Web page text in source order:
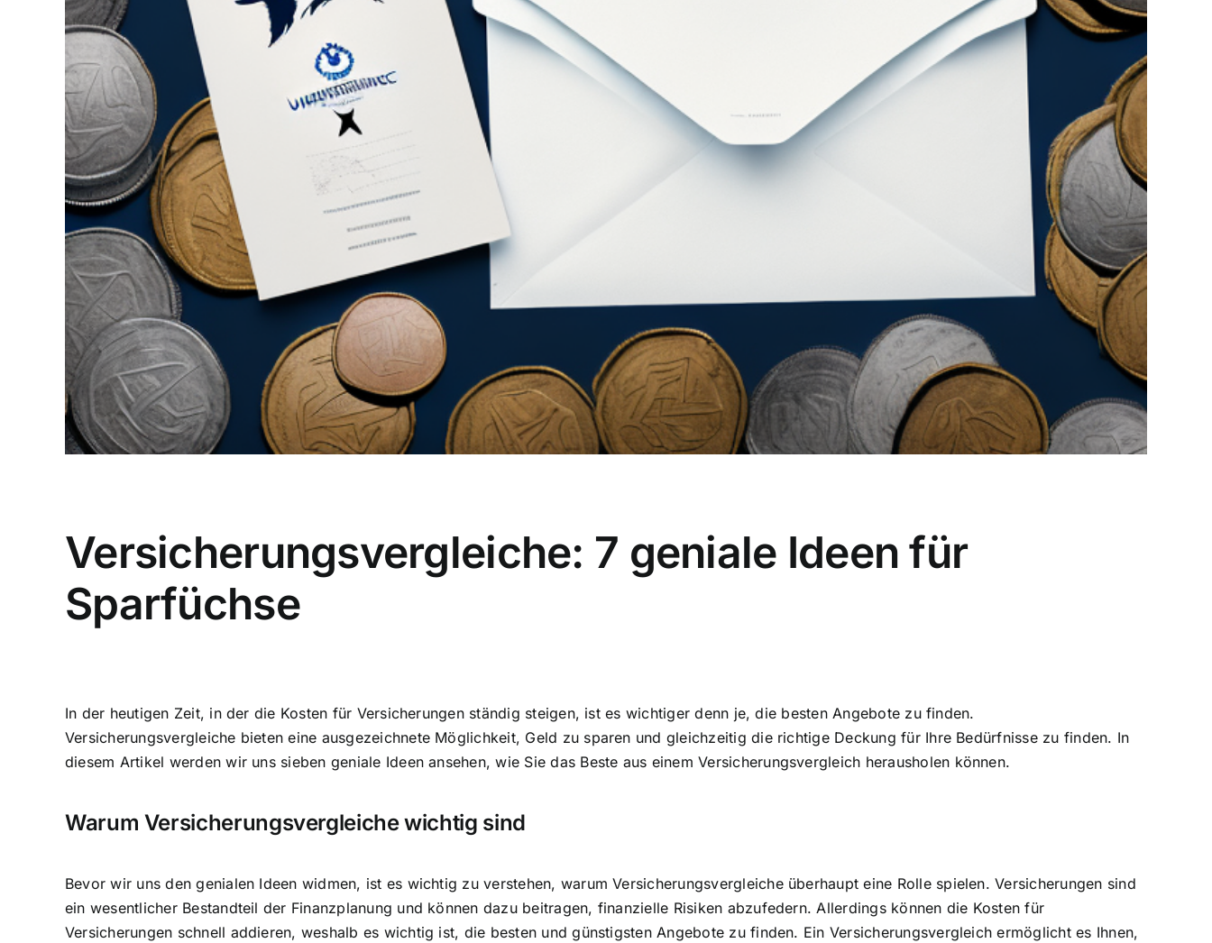
Versicherungsvergleiche: 7 geniale Ideen für
Sparfüchse
In der heutigen Zeit, in der die Kosten für Versicherungen ständig steigen, ist es wichtiger denn je, die besten Angebote zu finden.
Versicherungsvergleiche bieten eine ausgezeichnete Möglichkeit, Geld zu sparen und gleichzeitig die richtige Deckung für Ihre Bedürfnisse zu finden. In
diesem Artikel werden wir uns sieben geniale Ideen ansehen, wie Sie das Beste aus einem Versicherungsvergleich herausholen können.
Warum Versicherungsvergleiche wichtig sind
Bevor wir uns den genialen Ideen widmen, ist es wichtig zu verstehen, warum Versicherungsvergleiche überhaupt eine Rolle spielen. Versicherungen sind
ein wesentlicher Bestandteil der Finanzplanung und können dazu beitragen, finanzielle Risiken abzufedern. Allerdings können die Kosten für
Versicherungen schnell addieren, weshalb es wichtig ist, die besten und günstigsten Angebote zu finden. Ein Versicherungsvergleich ermöglicht es Ihnen,